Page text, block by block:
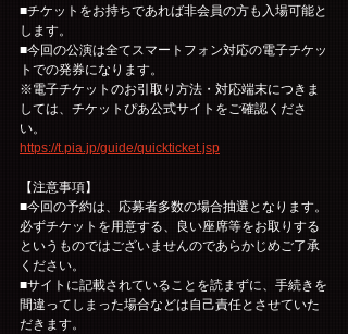
■チケットをお持ちであれば非会員の方も入場可能と
します。
■今回の公演は全てスマートフォン対応の電子チケッ
トでの発券になります。
※電子チケットのお引取り方法・対応端末につきま
しては、チケットぴあ公式サイトをご確認くださ
い。
https://t.pia.jp/guide/quickticket.jsp
【注意事項】
■今回の予約は、応募者多数の場合抽選となります。
必ずチケットを用意する、良い座席等をお取りする
というものではございませんのであらかじめご了承
ください。
■サイトに記載されていることを読まずに、手続きを
間違ってしまった場合などは自己責任とさせていた
だきます。